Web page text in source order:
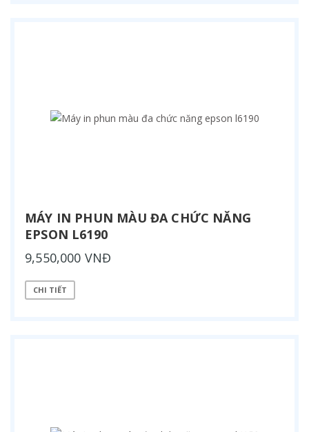
MÁY IN PHUN MÀU ĐA CHỨC NĂNG
EPSON L6190
9,550,000 VNĐ
CHI TIẾT